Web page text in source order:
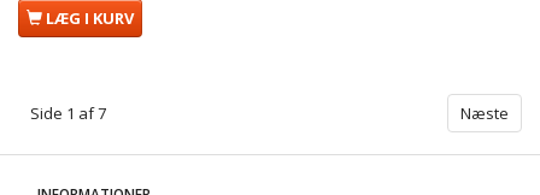
LÆG I KURV
Side 1 af 7 Næste